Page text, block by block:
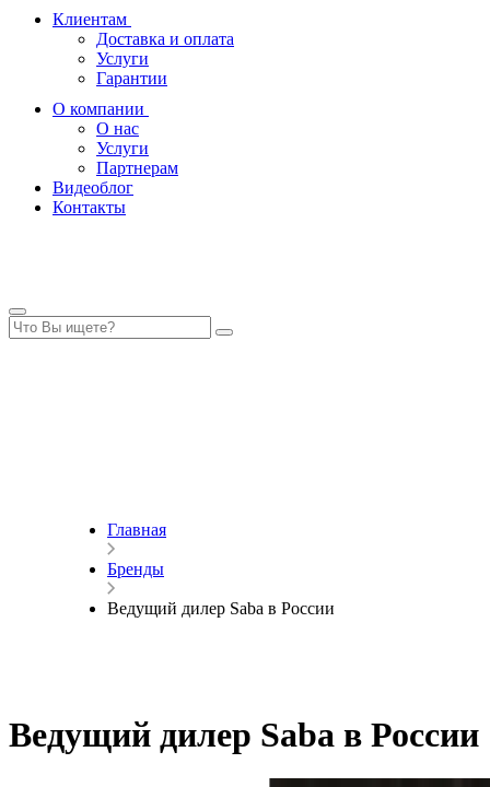
Клиентам
Доставка и оплата
Услуги
Гарантии
О компании
О нас
Услуги
Партнерам
Видеоблог
Контакты
Главная
Бренды
Ведущий дилер Saba в России
Ведущий дилер Saba в России